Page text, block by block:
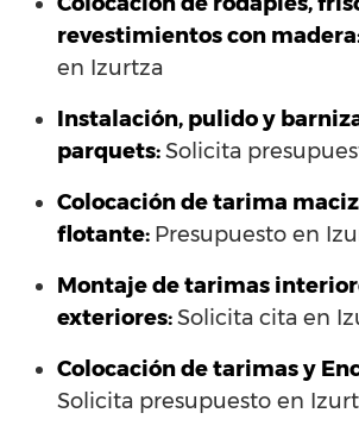
revestimientos con
en Izurtza
Instalación, pulido y
parquets:Solicita
Colocación de tarima
flotante: Presupuesto en
Montaje de tarimas
exteriores:Solicita cita en
Colocación de tarimas y
Solicita presupuesto en